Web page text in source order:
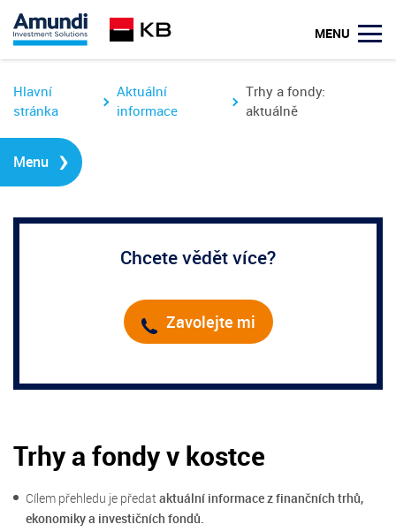
MENU
Hlavní
stránka
Aktuální
informace
Trhy a fondy:
aktuálně
Menu ›
Chcete vědět více?
Zavolejte mi
Trhy a fondy v kostce
Cílem přehledu je předataktuální informace z finančních trhů,
ekonomiky a investičních fondů.